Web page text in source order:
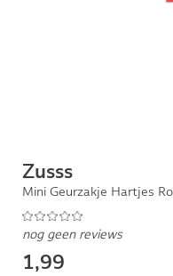
Zusss
Mini Geurzakje Hartjes
nog geen reviews
1,99